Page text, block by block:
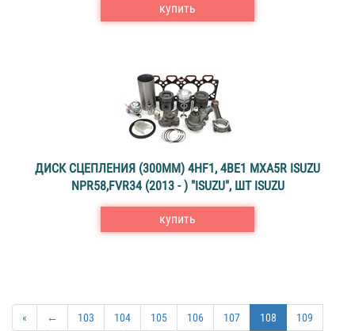
купить
ДИСК СЦЕПЛЕНИЯ (300MM) 4HF1, 4BE1 MXA5R ISUZU
NPR58,FVR34 (2013 - ) "ISUZU", ШТ ISUZU
купить
« ← 103 104 105 106 107 108 109